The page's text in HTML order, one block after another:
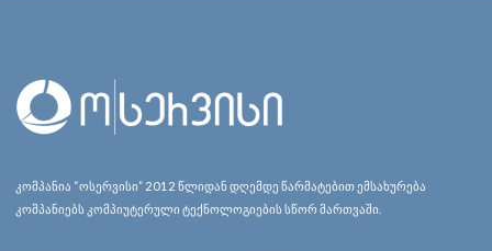
კომპანია “ოსერვისი” 2012 წლიდან დღემდე წარმატებით ემსახურება
კომპანიებს კომპიუტერული ტექნოლოგიების სწორ მართვაში.